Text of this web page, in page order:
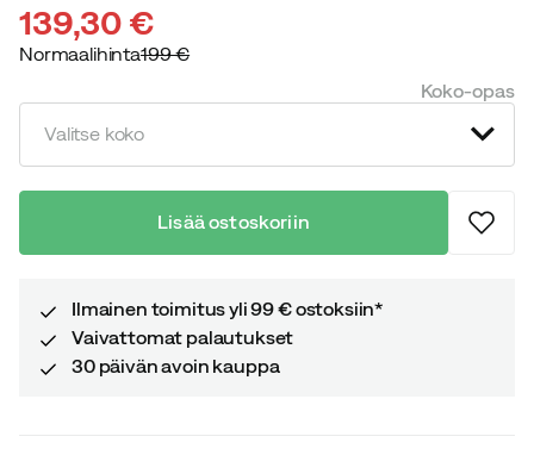
price
139,30 €
price
Normaalihinta199 €
Koko-opas
Valitse koko
Lisää ostoskoriin
Ilmainen toimitus yli 99 € ostoksiin*
Vaivattomat palautukset
30 päivän avoin kauppa